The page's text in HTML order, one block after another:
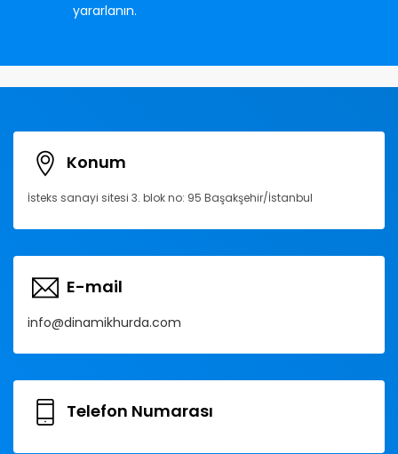
yararlanın.
Konum
İsteks sanayi sitesi 3. blok no: 95 Başakşehir/İstanbul
E-mail
info@dinamikhurda.com
Telefon Numarası